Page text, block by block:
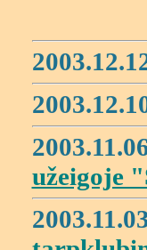
užeigoje